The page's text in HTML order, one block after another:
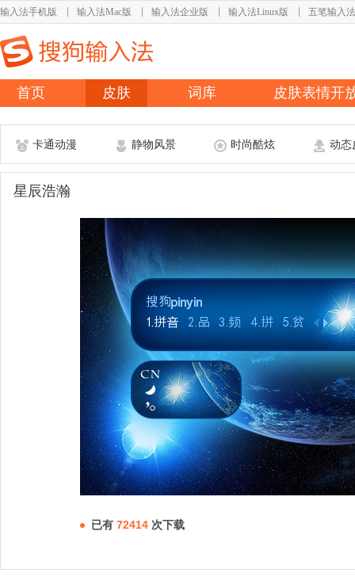
输入法手机版 输入法Mac版 输入法企业版 输入法Linux版 五笔输入法
首页 皮肤 词库 皮肤表情开
卡通动漫 静物风景 时尚酷炫 动态
星辰浩瀚
已有 72414 次下载